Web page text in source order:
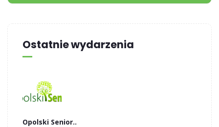
Ostatnie wydarzenia
Opolski Senior..